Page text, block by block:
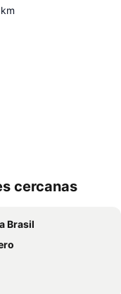
km
cercanas
Brasil